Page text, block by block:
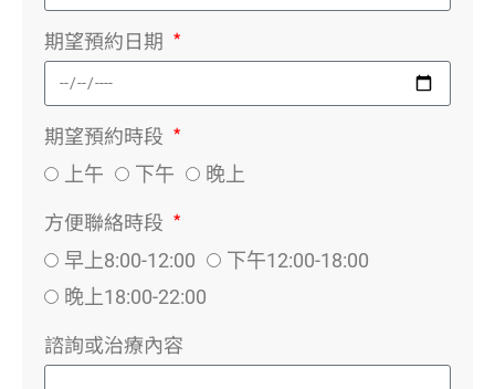
期望預約日期
期望預約時段
上午 下午 晚上
方便聯絡時段
早上8:00-12:00
下午12:00-18:00
晚上18:00-22:00
諮詢或治療內容